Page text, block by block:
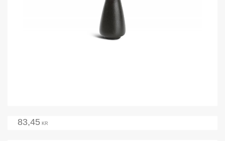
83,45 KR